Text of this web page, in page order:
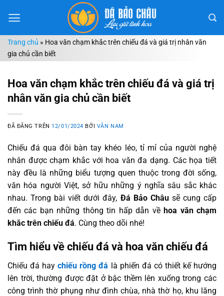
đến
dungTrang chủ » Hoa văn chạm khắc trên chiếu đá và giá trị nhân văn
gia chủ cần biết
Hoa văn chạm khắc trên chiếu đá và giá trị
nhân văn gia chủ cần biết
ĐÃ ĐĂNG TRÊN 12/01/2024 BỞI VĂN NAM
Chiếu đá qua đôi bàn tay khéo léo, tỉ mỉ của người nghệ
nhân được chạm khắc với hoa văn đa dạng. Các họa tiết
này đều là những biểu tượng quen thuộc trong đời sống,
văn hóa người Việt, sở hữu những ý nghĩa sâu sắc khác
nhau. Trong bài viết dưới đây, Đá Bảo Châusẽ cung cấp
đến các bạn những thông tin hấp dẫn vềhoa văn chạm
khắc trên chiếu đá. Cùng theo dõi nhé!
Tìm hiểu về chiếu đá và hoa văn chiếu đá
Chiếu đá haychiếu rồng đá là phiến đá có thiết kế hướng
lên trời, thường được đặt ở bậc thềm lên xuống trong các
công trình thờ phụng như đình chùa, nhà thờ họ, khu lăng